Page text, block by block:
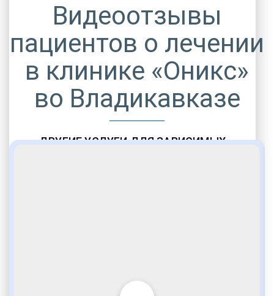
ДРУГИЕ УСЛУГИ ДЛЯ ЗАВИСИМЫХ
Видеоотзывы
пациентов о лечении
в клинике «Оникс»
во Владикавказе